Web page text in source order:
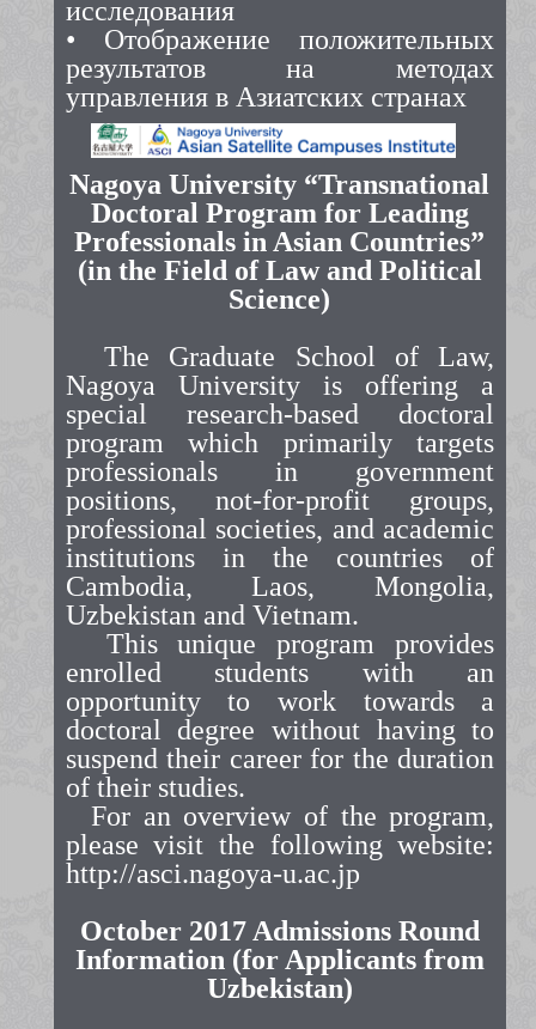
исследования
• Отображение положительных
результатов на методах
управления в Азиатских странах
Nagoya University “Transnational
Doctoral Program for Leading
Professionals in Asian Countries”
(in the Field of Law and Political
Science)
The Graduate School of Law,
Nagoya University is offering a
special research-based doctoral
program which primarily targets
professionals in government
positions, not-for-profit groups,
professional societies, and academic
institutions in the countries of
Cambodia, Laos, Mongolia,
Uzbekistan and Vietnam.
This unique program provides
enrolled students with an
opportunity to work towards a
doctoral degree without having to
suspend their career for the duration
of their studies.
For an overview of the program,
please visit the following website:
http://asci.nagoya-u.ac.jp
October 2017 Admissions Round
Information (for Applicants from
Uzbekistan)